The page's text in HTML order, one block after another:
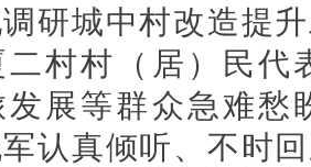
研城中村改造提
村村（居）民代
发展等群众急难愁
认真倾听、不时